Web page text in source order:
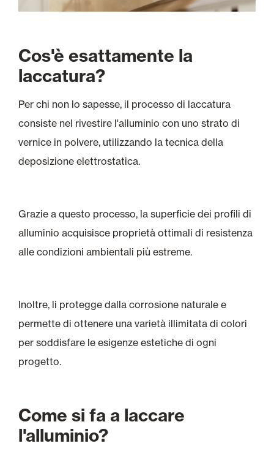
Cos'è esattamente la
laccatura?
Per chi non lo sapesse, il processo di laccatura
consiste nel rivestire l'alluminio con uno strato di
vernice in polvere, utilizzando la tecnica della
deposizione elettrostatica.
Grazie a questo processo, la superficie dei profili di
alluminio acquisisce proprietà ottimali di resistenza
alle condizioni ambientali più estreme.
Inoltre, li protegge dalla corrosione naturale e
permette di ottenere una varietà illimitata di colori
per soddisfare le esigenze estetiche di ogni
progetto.
Come si fa a laccare
l'alluminio?